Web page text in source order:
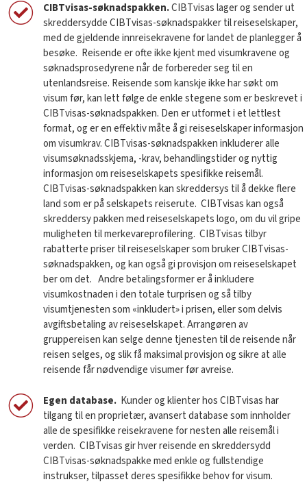
CIBTvisas-søknadspakken.CIBTvisas lager og sender ut
skreddersydde CIBTvisas-søknadspakker til reiseselskaper,
med de gjeldende innreisekravene for landet de planlegger å
besøke. Reisende er ofte ikke kjent med visumkravene og
søknadsprosedyrene når de forbereder seg til en
utenlandsreise. Reisende som kanskje ikke har søkt om
visum før, kan lett følge de enkle stegene som er beskrevet i
CIBTvisas-søknadspakken. Den er utformet i et lettlest
format, og er en effektiv måte å gi reiseselskaper informasjon
om visumkrav. CIBTvisas-søknadspakken inkluderer alle
visumsøknadsskjema, -krav, behandlingstider og nyttig
informasjon om reiseselskapets spesifikke reisemål.
CIBTvisas-søknadspakken kan skreddersys til å dekke flere
land som er på selskapets reiserute. CIBTvisas kan også
skreddersy pakken med reiseselskapets logo, om du vil gripe
muligheten til merkevareprofilering. CIBTvisas tilbyr
rabatterte priser til reiseselskaper som bruker CIBTvisas-
søknadspakken, og kan også gi provisjon om reiseselskapet
ber om det. Andre betalingsformer er å inkludere
visumkostnaden i den totale turprisen og så tilby
visumtjenesten som «inkludert» i prisen, eller som delvis
avgiftsbetaling av reiseselskapet. Arrangøren av
gruppereisen kan selge denne tjenesten til de reisende når
reisen selges, og slik få maksimal provisjon og sikre at alle
reisende får nødvendige visumer før avreise.
Egen database.Kunder og klienter hos CIBTvisas har
tilgang til en proprietær, avansert database som innholder
alle de spesifikke reisekravene for nesten alle reisemål i
verden. CIBTvisas gir hver reisende en skreddersydd
CIBTvisas-søknadspakke med enkle og fullstendige
instrukser, tilpasset deres spesifikke behov for visum.